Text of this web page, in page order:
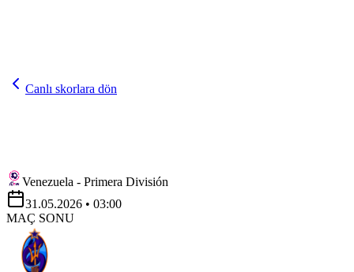
Canlı skorlara dön
Venezuela - Primera División
31.05.2026 • 03:00
MAÇ SONU